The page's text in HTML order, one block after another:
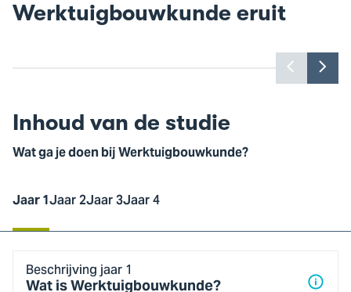
Werktuigbouwkunde eruit
Toon
vorige
Inhoud van de studie
Wat ga je doen bij Werktuigbouwkunde?
Jaar 1Jaar 2Jaar 3Jaar 4
Jaar
Beschrijving jaar 1
Wat is Werktuigbouwkunde?